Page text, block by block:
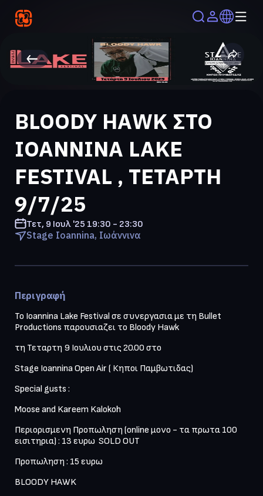
BLOODY ΗΑWK ΣΤΟ
IOANNINA LAKE
FESTIVAL , ΤΕΤΑΡΤΗ
9/7/25
Τετ, 9 Ιουλ '25 19:30 - 23:30
Stage Ioannina, Ιωάννινα
Περιγραφή
Το Ioannina Lake Festival σε συνεργασια με τη Bullet
Productions παρουσιαζει το Bloody Hawk
τη Τεταρτη 9 Ιουλιου στις 20.00 στο
Stage Ioannina Open Air ( Κηποι Παμβωτιδας)
Special gusts :
Moose and Kareem Kalokoh
Περιορισμενη Προπωληση (online μονο - τα πρωτα 100
εισιτηρια) : 13 ευρω  SOLD OUT
Προπωληση : 15 ευρω
BLOODY HAWK